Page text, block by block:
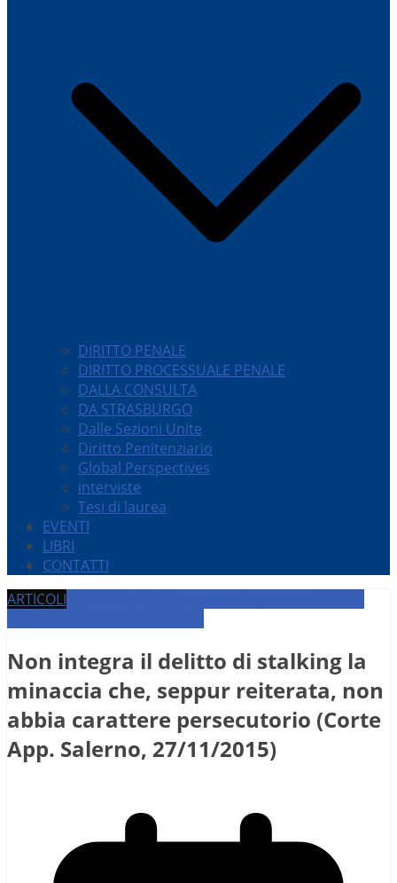
DIRITTO PENALE
DIRITTO PROCESSUALE PENALE
DALLA CONSULTA
DA STRASBURGO
Dalle Sezioni Unite
Diritto Penitenziario
Global Perspectives
interviste
Tesi di laurea
EVENTI
LIBRI
CONTATTI
ARTICOLI
Non integra il delitto di stalking la
minaccia che, seppur reiterata, non
abbia carattere persecutorio (Corte
App. Salerno, 27/11/2015)